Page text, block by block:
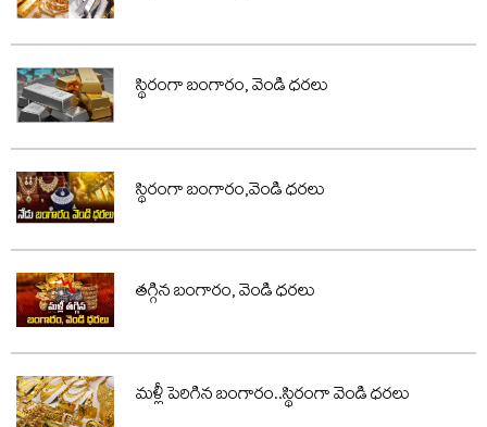
స్థిరంగా బంగారం, వెండి ధరలు
స్థిరంగా బంగారం,వెండి ధరలు
తగ్గిన బంగారం, వెండి ధరలు
మళ్లీ పెరిగిన బంగారం..స్థిరంగా వెండి ధరలు